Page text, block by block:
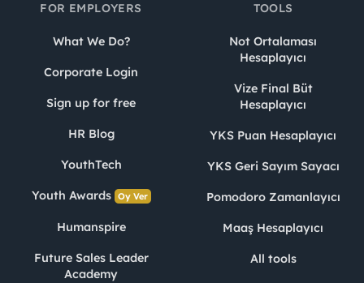
FOR EMPLOYERS
What We Do?
Corporate Login
Sign up for free
HR Blog
YouthTech
Youth Awards Oy Ver
Humanspire
Future Sales Leader
Academy
TOOLS
Not Ortalaması
Hesaplayıcı
Vize Final Büt
Hesaplayıcı
YKS Puan Hesaplayıcı
YKS Geri Sayım Sayacı
Pomodoro Zamanlayıcı
Maaş Hesaplayıcı
All tools